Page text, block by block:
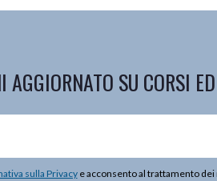
AGGIORNATO SU CORSI
sulla Privacye acconsento al trattamento dei